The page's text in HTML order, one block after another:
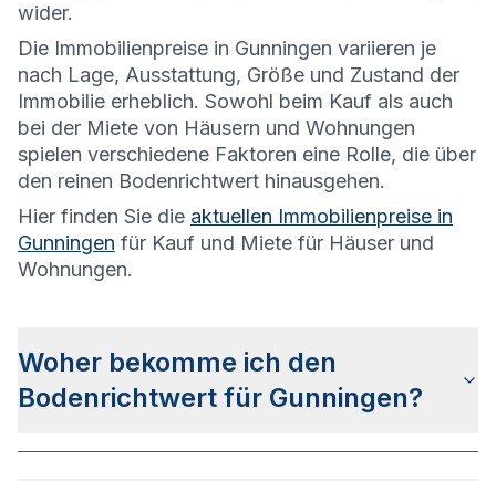
wider.
Die Immobilienpreise in Gunningen variieren je
nach Lage, Ausstattung, Größe und Zustand der
Immobilie erheblich. Sowohl beim Kauf als auch
bei der Miete von Häusern und Wohnungen
spielen verschiedene Faktoren eine Rolle, die über
den reinen Bodenrichtwert hinausgehen.
Hier finden Sie die aktuellen Immobilienpreise in
Gunningen für Kauf und Miete für Häuser und
Wohnungen.
Woher bekomme ich den
Bodenrichtwert für Gunningen?